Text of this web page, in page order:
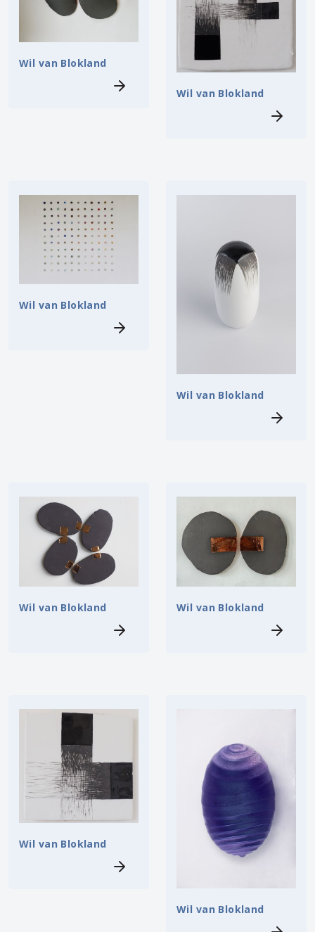
Wil van Blokland
Wil van Blokland
Wil van Blokland
Wil van Blokland
Wil van Blokland Wil van Blokland
Wil van Blokland
Wil van Blokland